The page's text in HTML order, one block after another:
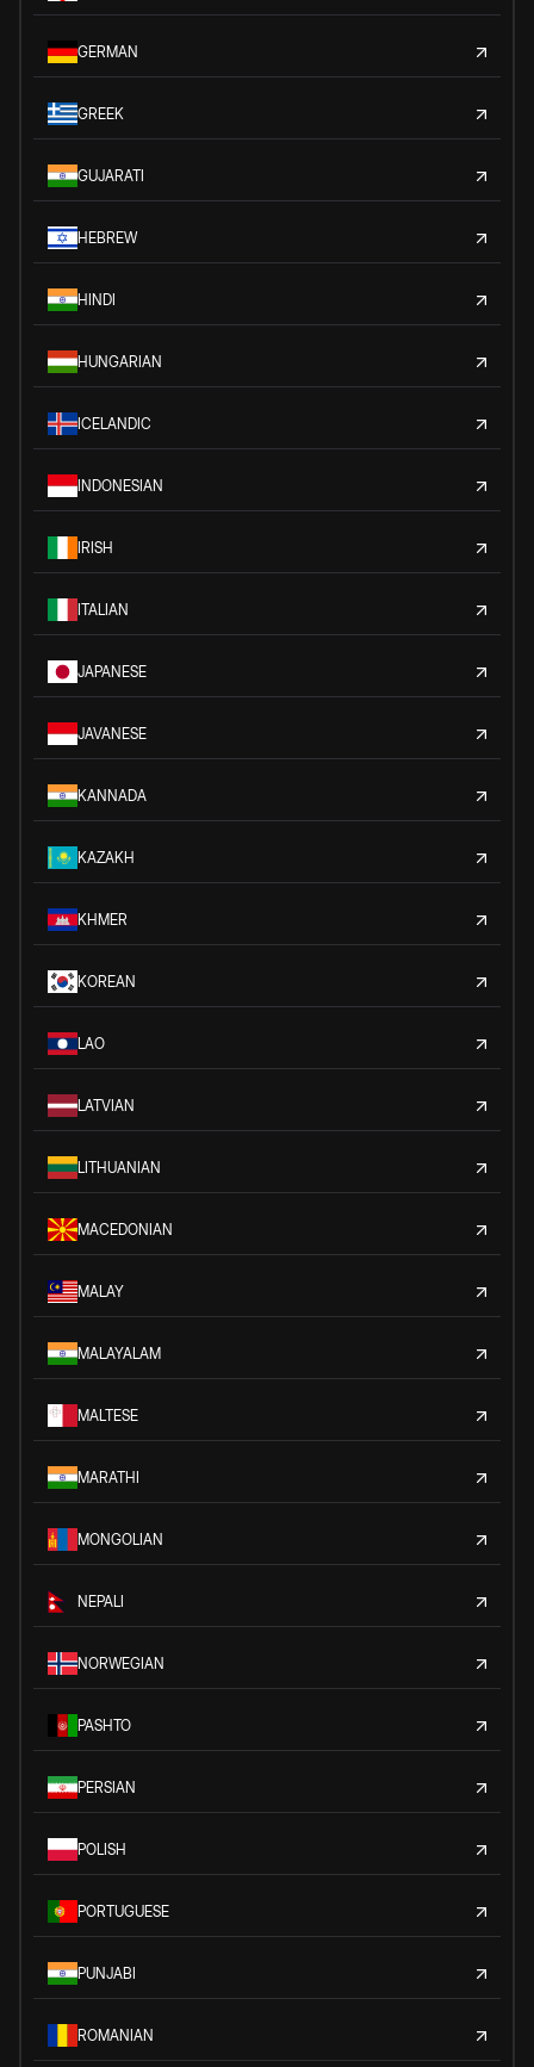
GERMAN
GREEK
GUJARATI
HEBREW
HINDI
HUNGARIAN
ICELANDIC
INDONESIAN
IRISH
ITALIAN
JAPANESE
JAVANESE
KANNADA
KAZAKH
KHMER
KOREAN
LAO
LATVIAN
LITHUANIAN
MACEDONIAN
MALAY
MALAYALAM
MALTESE
MARATHI
MONGOLIAN
NEPALI
NORWEGIAN
PASHTO
PERSIAN
POLISH
PORTUGUESE
PUNJABI
ROMANIAN